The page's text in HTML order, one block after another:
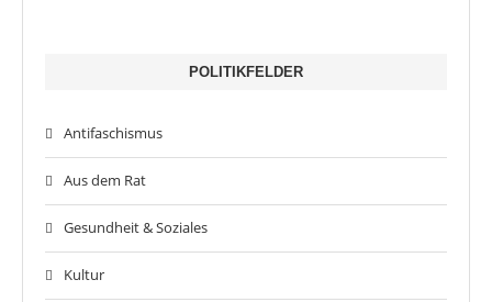
POLITIKFELDER
Antifaschismus
Aus dem Rat
Gesundheit & Soziales
Kultur